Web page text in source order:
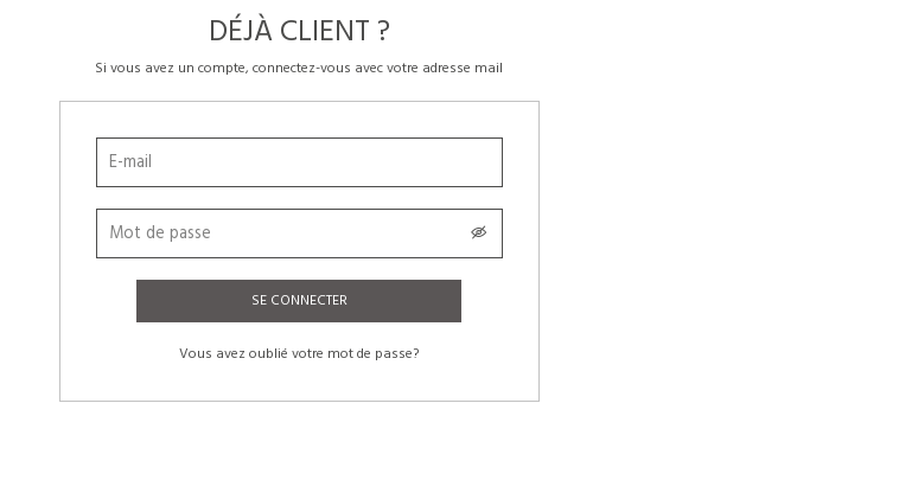
DÉJÀ CLIENT ?
Si vous avez un compte, connectez-vous avec votre adresse mail
SE CONNECTER
Vous avez oublié votre mot de passe?